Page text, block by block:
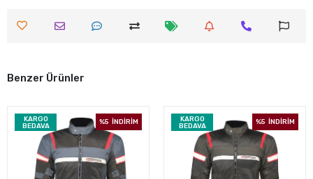
Benzer Ürünler
KARGO
BEDAVA
%5 İNDİRİM
KARGO
BEDAVA
%5 İNDİRİM